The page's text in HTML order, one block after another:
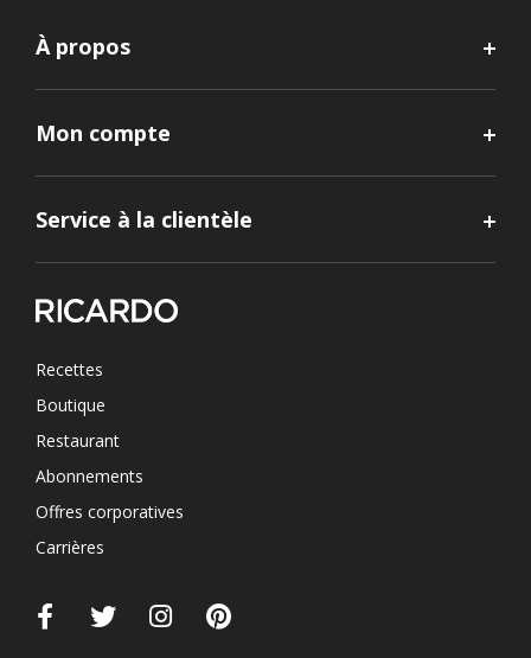
À propos
Mon compte
Service à la clientèle
Recettes
Boutique
Restaurant
Abonnements
Offres corporatives
Carrières